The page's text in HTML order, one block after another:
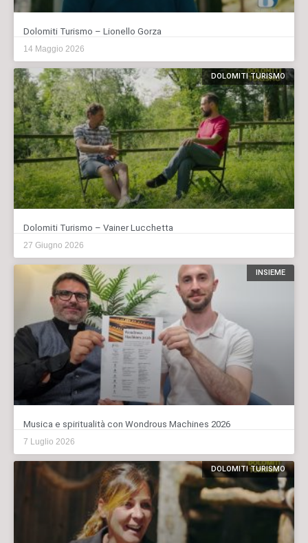
Dolomiti Turismo – Lionello Gorza
14 Maggio 2026
DOLOMITI TURISMO
Dolomiti Turismo – Vainer Lucchetta
27 Giugno 2026
INSIEME
Musica e spiritualità con Wondrous Machines 2026
7 Luglio 2026
DOLOMITI TURISMO